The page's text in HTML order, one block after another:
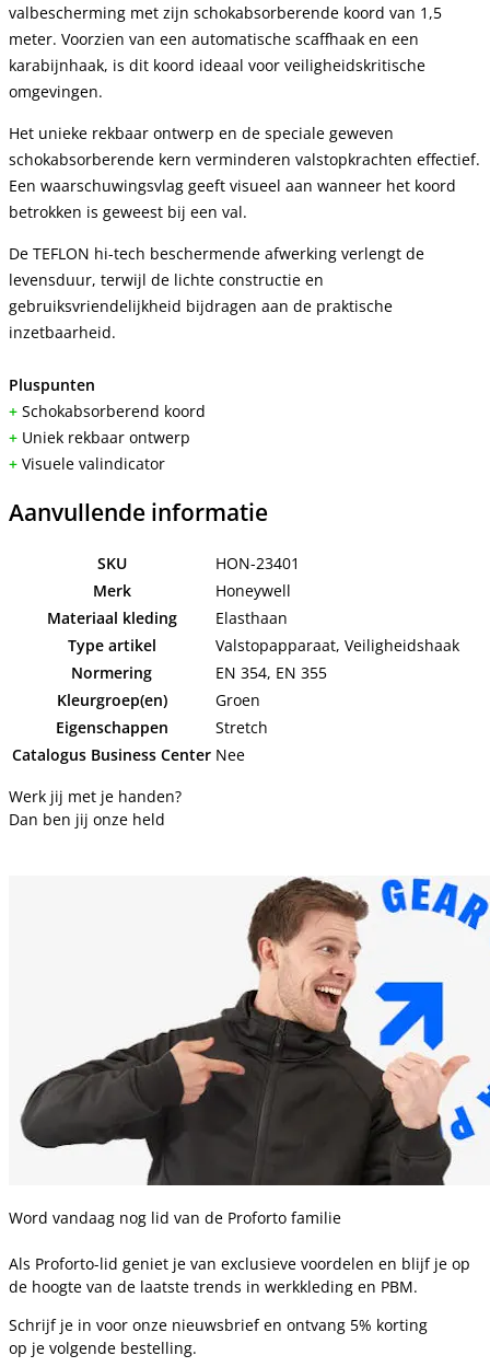
valbescherming met zijn schokabsorberende koord van 1,5
meter. Voorzien van een automatische scaffhaak en een
karabijnhaak, is dit koord ideaal voor veiligheidskritische
omgevingen.
Het unieke rekbaar ontwerp en de speciale geweven
schokabsorberende kern verminderen valstopkrachten effectief.
Een waarschuwingsvlag geeft visueel aan wanneer het koord
betrokken is geweest bij een val.
De TEFLON hi-tech beschermende afwerking verlengt de
levensduur, terwijl de lichte constructie en
gebruiksvriendelijkheid bijdragen aan de praktische
inzetbaarheid.
Pluspunten
+ Schokabsorberend koord
+ Uniek rekbaar ontwerp
+ Visuele valindicator
Aanvullende informatie
SKU
HON-23401
Merk
Honeywell
Materiaal kleding
Elasthaan
Type artikel
Valstopapparaat, Veiligheidshaak
Normering
EN 354, EN 355
Kleurgroep(en)
Groen
Eigenschappen
Stretch
Catalogus Business Center Nee
Werk jij met je handen?
Dan ben jij onze held
Word vandaag nog lid van de Proforto familie
Als Proforto-lid geniet je van exclusieve voordelen en blijf je op
de hoogte van de laatste trends in werkkleding en PBM.
Schrijf je in voor onze nieuwsbrief en ontvang 5% korting
op je volgende bestelling.